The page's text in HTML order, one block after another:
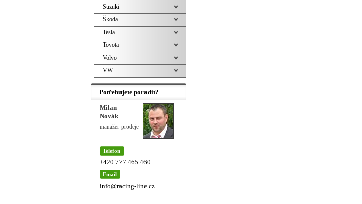
Suzuki
Škoda
Tesla
Toyota
Volvo
VW
Potřebujete poradit?
Milan
Novák
manažer prodeje
Telefon
+420 777 465 460
Email
info@racing-line.cz